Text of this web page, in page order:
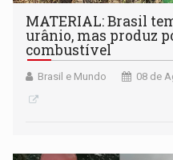
MATERIAL: Brasil
urânio, mas produz
combustível
Brasil e Mundo 08 de